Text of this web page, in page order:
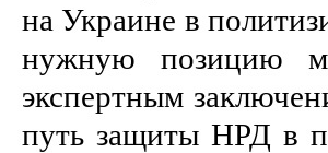
на Украине в
нужную позицию
экспертным
путь защиты НРД в